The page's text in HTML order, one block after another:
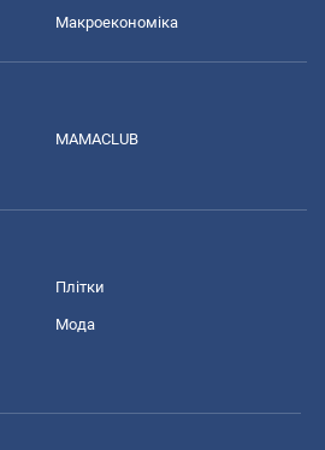
Макроекономіка
MAMACLUB
Плітки
Мода